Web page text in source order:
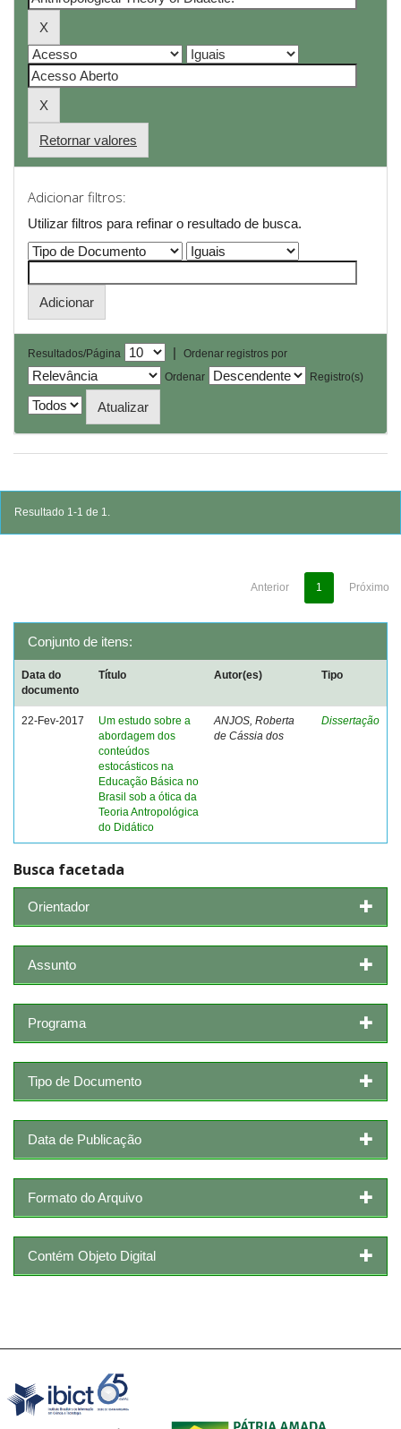
Retornar valores
Adicionar filtros:
Utilizar filtros para refinar o resultado de busca.
Resultados/Página |
Ordenar registros por
Ordenar
Registro(s)
Resultado 1-1 de 1.
Anterior 1 Próximo
Conjunto de itens:
Data do
documento
Título Autor(es) Tipo
22-Fev-2017
Um estudo sobre a
abordagem dos
conteúdos
estocásticos na
Educação Básica no
Brasil sob a ótica da
Teoria Antropológica
do Didático
ANJOS, Roberta
de Cássia dos
Dissertação
Busca facetada
Orientador
Assunto
Programa
Tipo de Documento
Data de Publicação
Formato do Arquivo
Contém Objeto Digital